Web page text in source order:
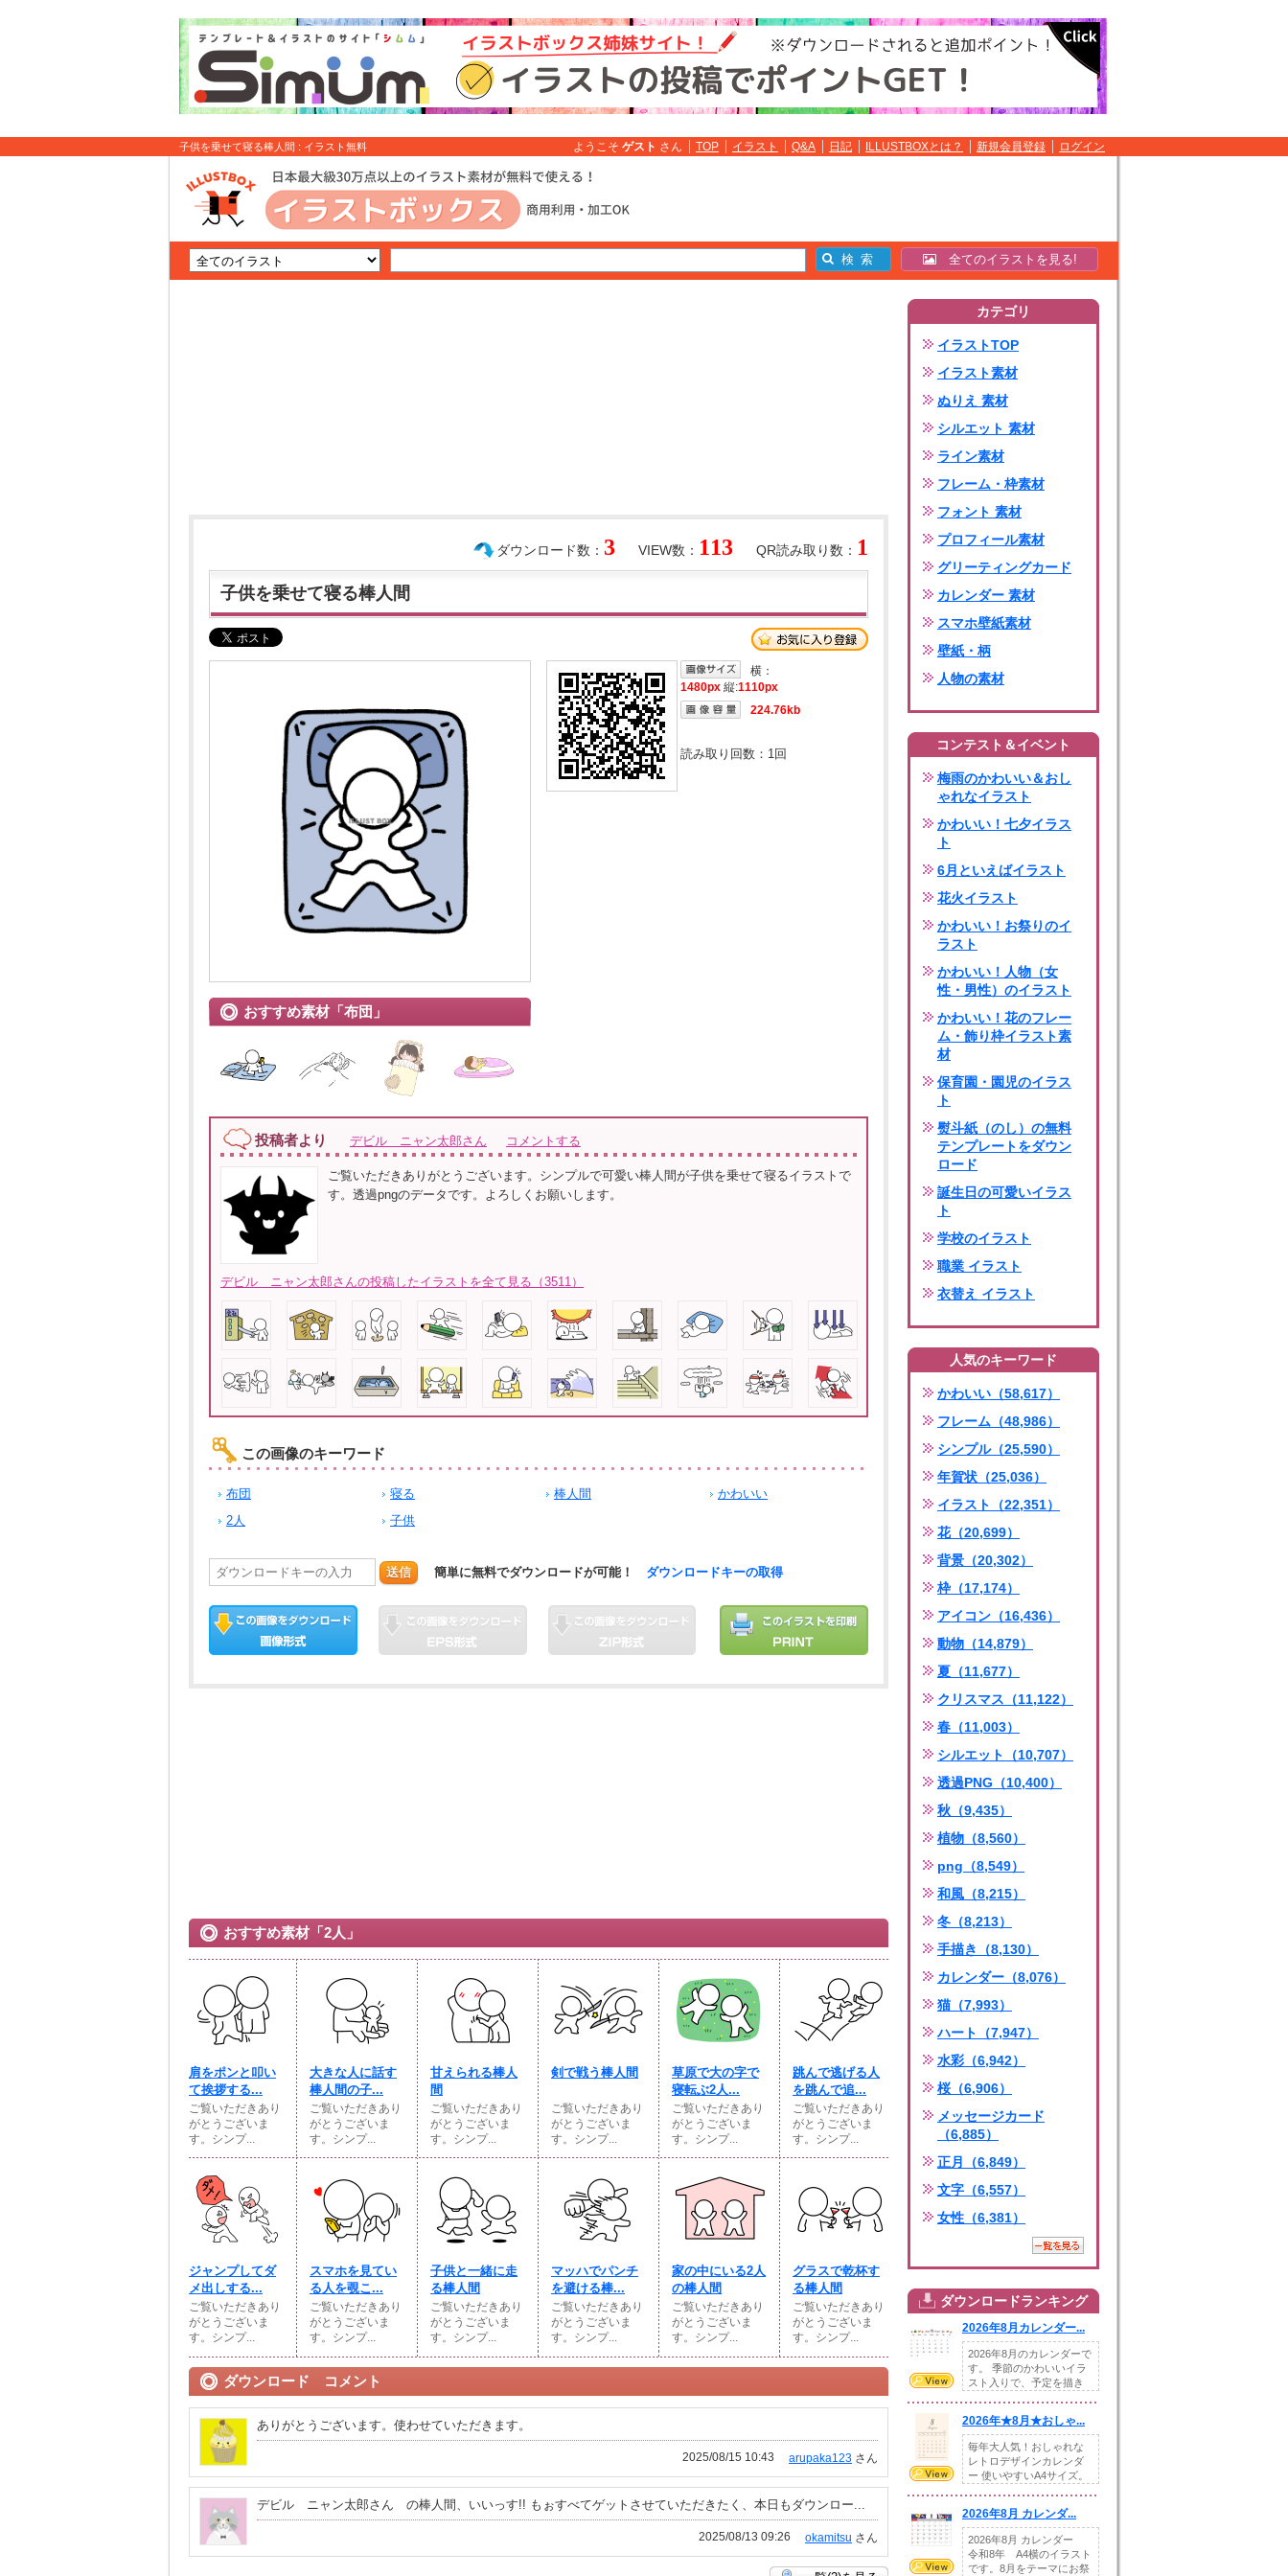
子供を乗せて寝る棒人間 : イラスト無料 ようこそ ゲスト さん TOP イラスト Q&A 日記 ILLUSTBOXとは？ 新規会員登録 ログイン
全てのイラストを見る!
QR読み取り数： 1
VIEW数： 113
ダウンロード数： 3
子供を乗せて寝る棒人間
おすすめ素材「布団」
横：
1480px 縦:1110px
224.76kb
読み取り回数： 1回
投稿者より デビル ニャン太郎さん コメントする
ご覧いただきありがとうございます。シンプルで可愛い棒人間が子供を乗せて寝るイラストで
す。透過pngのデータです。よろしくお願いします。
デビル ニャン太郎さんの投稿したイラストを全て見る（3511）
この画像のキーワード
布団 寝る 棒人間
かわいい
2人
子供
送信 簡単に無料でダウンロードが可能！ ダウンロードキーの取得
おすすめ素材「2人」
肩をポンと叩い
て挨拶する...
ご覧いただきあり
がとうございま
す。シンプ...
大きな人に話す
棒人間の子...
ご覧いただきあり
がとうございま
す。シンプ...
甘えられる棒人
間
ご覧いただきあり
がとうございま
す。シンプ...
剣で戦う棒人間
ご覧いただきあり
がとうございま
す。シンプ...
草原で大の字で
寝転ぶ2人...
ご覧いただきあり
がとうございま
す。シンプ...
跳んで逃げる人
を跳んで追...
ご覧いただきあり
がとうございま
す。シンプ...
ジャンプしてダ
メ出しする...
ご覧いただきあり
がとうございま
す。シンプ...
スマホを見てい
る人を覗こ...
ご覧いただきあり
がとうございま
す。シンプ...
子供と一緒に走
る棒人間
ご覧いただきあり
がとうございま
す。シンプ...
マッハでパンチ
を避ける棒...
ご覧いただきあり
がとうございま
す。シンプ...
家の中にいる2人
の棒人間
ご覧いただきあり
がとうございま
す。シンプ...
グラスで乾杯す
る棒人間
ご覧いただきあり
がとうございま
す。シンプ...
ダウンロード コメント
ありがとうございます。使わせていただきます。
arupaka123 さん
2025/08/15 10:43
デビル ニャン太郎さん の棒人間、いいっす!! もぉすべてゲットさせていただきたく、本日もダウンロー...
okamitsu さん
2025/08/13 09:26
カテゴリ
イラストTOP
イラスト素材
ぬりえ 素材
シルエット 素材
ライン素材
フレーム・枠素材
フォント 素材
プロフィール素材
グリーティングカード
カレンダー 素材
スマホ壁紙素材
壁紙・柄
人物の素材
コンテスト＆イベント
梅雨のかわいい＆おし
ゃれなイラスト
かわいい！七夕イラス
ト
6月といえばイラスト
花火イラスト
かわいい！お祭りのイ
ラスト
かわいい！人物（女
性・男性）のイラスト
かわいい！花のフレー
ム・飾り枠イラスト素
材
保育園・園児のイラス
ト
熨斗紙（のし）の無料
テンプレートをダウン
ロード
誕生日の可愛いイラス
ト
学校のイラスト
職業 イラスト
衣替え イラスト
人気のキーワード
かわいい（58,617）
フレーム（48,986）
シンプル（25,590）
年賀状（25,036）
イラスト（22,351）
花（20,699）
背景（20,302）
枠（17,174）
アイコン（16,436）
動物（14,879）
夏（11,677）
クリスマス（11,122）
春（11,003）
シルエット（10,707）
透過PNG（10,400）
秋（9,435）
植物（8,560）
png（8,549）
和風（8,215）
冬（8,213）
手描き（8,130）
カレンダー（8,076）
猫（7,993）
ハート（7,947）
水彩（6,942）
桜（6,906）
メッセージカード
（6,885）
正月（6,849）
文字（6,557）
女性（6,381）
ダウンロードランキング
2026年8月カレンダー...
2026年8月のカレンダーで
す。 季節のかわいいイラ
スト入りで、予定を描き
2026年★8月★おしゃ...
毎年大人気！おしゃれな
レトロデザインカレンダ
ー 使いやすいA4サイズ。
2026年8月 カレンダ...
2026年8月 カレンダー
令和8年 A4横のイラスト
です。8月をテーマにお祭